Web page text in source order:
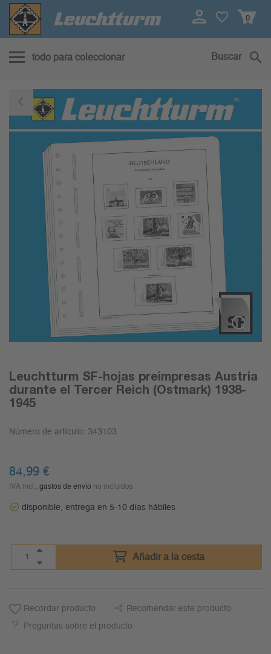
0
todo para coleccionar Buscar
Leuchtturm SF-hojas preimpresas Austria
durante el Tercer Reich (Ostmark) 1938-
1945
Número de artículo: 343103
84,99 €
IVA incl., gastos de envío no incluidos
disponible, entrega en 5-10 días hábiles
Añadir a la cesta
Recordar producto Recomendar este producto
Preguntas sobre el producto